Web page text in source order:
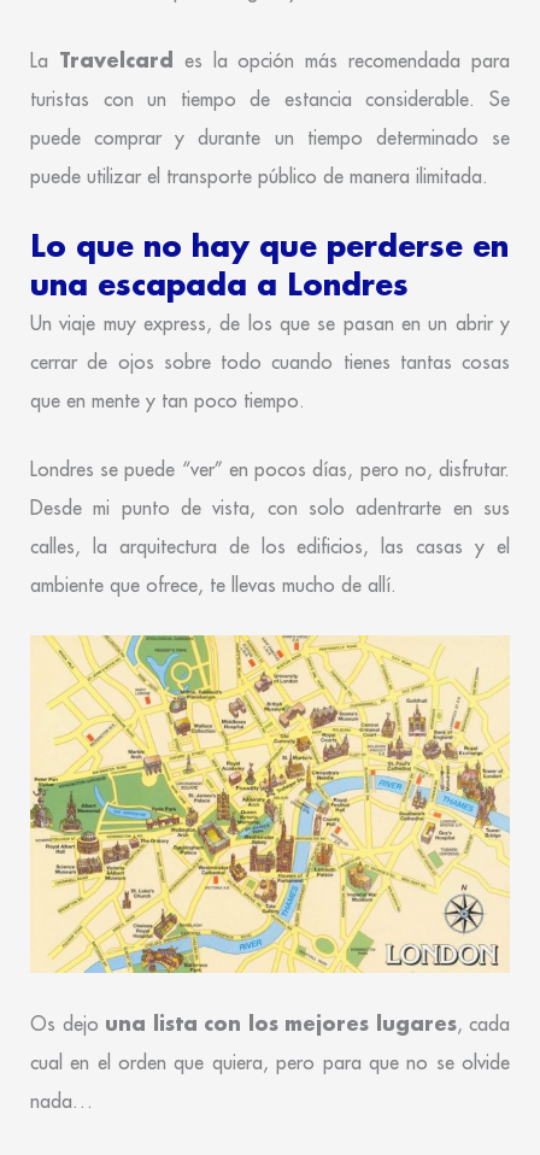
La Travelcard
es la opción más recomendada para
turistas con un tiempo de estancia considerable. Se
puede comprar y durante un tiempo determinado se
puede utilizar el transporte público de manera ilimitada.
Lo que no hay que perderse en
una escapada a Londres
Un viaje muy express, de los que se pasan en un abrir y
cerrar de ojos sobre todo cuando tienes tantas cosas
que en mente y tan poco tiempo.
Londres se puede “ver” en pocos días, pero no, disfrutar.
Desde mi punto de vista, con solo adentrarte en sus
calles, la arquitectura de los edificios, las casas y el
ambiente que ofrece, te llevas mucho de allí.
Os dejo una lista con los mejores lugares, cada
cual en el orden que quiera, pero para que no se olvide
nada…